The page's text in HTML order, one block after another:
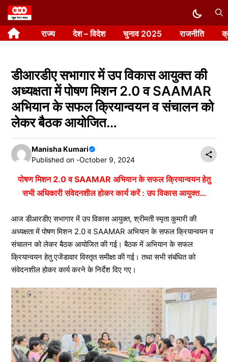
Skip
to
content राज्य देश – विदेश चुनाव 2025 राजनीति
डीआरडीए सभागार में उप विकास आयुक्त की
अध्यक्षता में पोषण मिशन 2.0 व SAAMAR
अभियान के सफल क्रियान्वयन व संचालन को
लेकर बैठक आयोजित…
Manisha Kumari
Published on -October 9, 2024
पोषण मिशन 2.0 व SAAMAR अभियान के सफल क्रियान्वयन हेतु
सभी अधिकारी संवेदनशील होकर कार्य करें : उप विकास आयुक्त…
आज डीआरडीए सभागार में उप विकास आयुक्त, श्रीमती स्मृता कुमारी की
अध्यक्षता में पोषण मिशन 2.0 व SAAMAR अभियान के सफल क्रियान्वयन व
संचालन को लेकर बैठक आयोजित की गई। बैठक में अभियान के सफल
क्रियान्वयन हेतु एजेंडावार विस्तृत समीक्षा की गई। तथा सभी संबंधित को
संवेदनशील होकर कार्य करने के निर्देश दिए गए।